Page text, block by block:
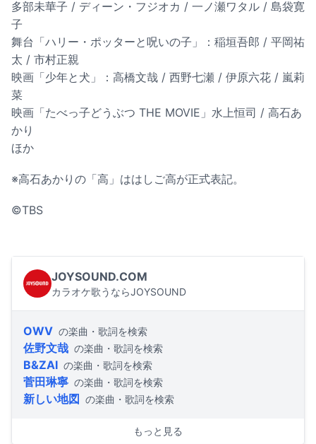
多部未華子 / ディーン・フジオカ / 一ノ瀬ワタル / 島袋寛
子
舞台「ハリー・ポッターと呪いの子」：稲垣吾郎 / 平岡祐
太 / 市村正親
映画「少年と犬」：高橋文哉 / 西野七瀬 / 伊原六花 / 嵐莉
菜
映画「たべっ子どうぶつ THE MOVIE」水上恒司 / 高石あ
かり
ほか
※高石あかりの「高」ははしご高が正式表記。
©TBS
JOYSOUND.COM
カラオケ歌うならJOYSOUND
OWV の楽曲・歌詞を検索
佐野文哉 の楽曲・歌詞を検索
B&ZAI の楽曲・歌詞を検索
菅田琳寧 の楽曲・歌詞を検索
新しい地図 の楽曲・歌詞を検索
もっと見る